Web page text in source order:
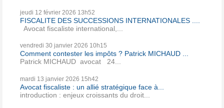
jeudi 12 février 2026 13h52
FISCALITE DES SUCCESSIONS INTERNATIONALES ....
Avocat fiscaliste international,...
vendredi 30 janvier 2026 10h15
Comment contester les impôts ? Patrick MICHAUD ...
Patrick MICHAUD avocat 24...
mardi 13 janvier 2026 15h42
Avocat fiscaliste : un allié stratégique face à...
introduction : enjeux croissants du droit...